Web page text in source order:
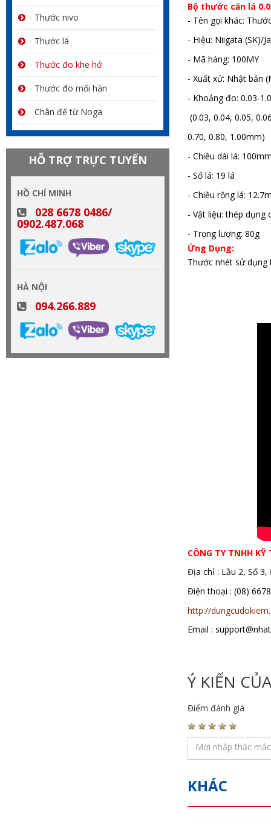
Bộ thước căn lá
- Tên gọi khác:
- Hiệu: Niigata (SK)/
- Mã hàng: 100MY
- Xuất xứ: Nhật bản
- Khoảng đo: 0.03-
(0.03, 0.04, 0.05,
0.70, 0.80, 1.00mm)
- Chiều dài lá:
- Số lá: 19 lá
- Chiều rộng lá:
- Vật liệu: thép dụng
- Trọng lượng: 80g
Ứng Dụng:
Thước nhét sử
CÔNG TY TNHH
Địa chỉ : Lầu 2, Số
Điện thoại : (08)
http://
Email :
Ý KIẾN
Điểm đánh giá
KHÁC
Thước nivo
Thước lá
Thước đo khe hở
Thước đo mối hàn
Chân đế từ Noga
HỖ TRỢ TRỰC TUYẾN
HỒ CHÍ MINH
028 6678 0486/
0902.487.068
HÀ NỘI
094.266.889